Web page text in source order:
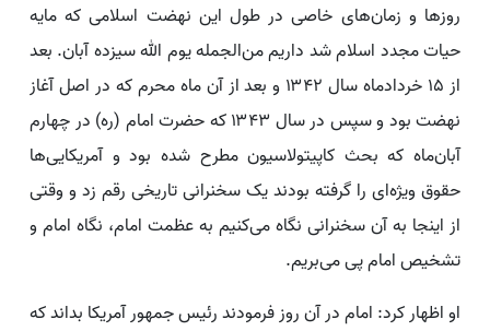
روزها و زمان‌های خاصی در طول این نهضت اسلامی که مایه
حیات مجدد اسلام شد داریم من‌الجمله یوم الله سیزده آبان. بعد
از ۱۵ خردادماه سال ۱۳۴۲ و بعد از آن ماه محرم که در اصل آغاز
نهضت بود و سپس در سال ۱۳۴۳ که حضرت امام (ره) در چهارم
آبان‌ماه که بحث کاپیتولاسیون مطرح شده بود و آمریکایی‌ها
حقوق ویژه‌ای را گرفته بودند یک سخنرانی تاریخی رقم زد و وقتی
از اینجا به آن سخنرانی نگاه می‌کنیم به عظمت امام، نگاه امام و
تشخیص امام پی می‌بریم.
او اظهار کرد: امام در آن روز فرمودند رئیس جمهور آمریکا بداند که